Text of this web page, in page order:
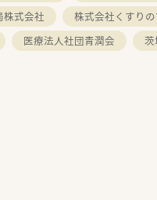
株式会社 株式会社くすり
医療法人社団青潤会